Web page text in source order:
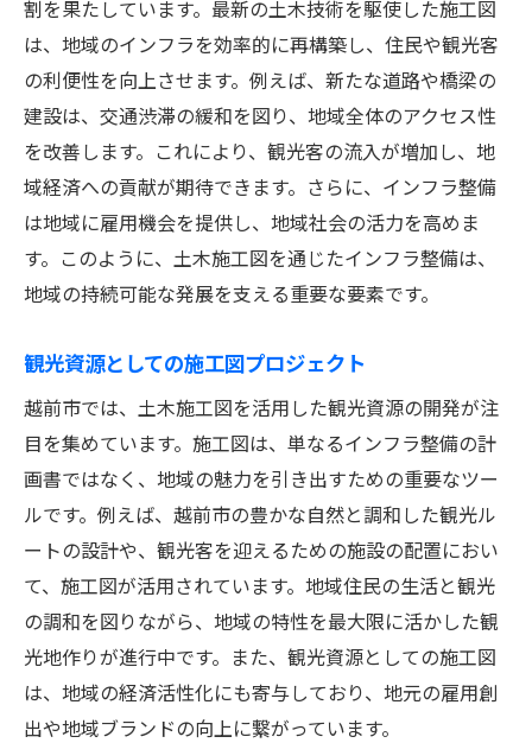
割を果たしています。最新の土木技術を駆使した施工図
は、地域のインフラを効率的に再構築し、住民や観光客
の利便性を向上させます。例えば、新たな道路や橋梁の
建設は、交通渋滞の緩和を図り、地域全体のアクセス性
を改善します。これにより、観光客の流入が増加し、地
域経済への貢献が期待できます。さらに、インフラ整備
は地域に雇用機会を提供し、地域社会の活力を高めま
す。このように、土木施工図を通じたインフラ整備は、
地域の持続可能な発展を支える重要な要素です。
観光資源としての施工図プロジェクト
越前市では、土木施工図を活用した観光資源の開発が注
目を集めています。施工図は、単なるインフラ整備の計
画書ではなく、地域の魅力を引き出すための重要なツー
ルです。例えば、越前市の豊かな自然と調和した観光ル
ートの設計や、観光客を迎えるための施設の配置におい
て、施工図が活用されています。地域住民の生活と観光
の調和を図りながら、地域の特性を最大限に活かした観
光地作りが進行中です。また、観光資源としての施工図
は、地域の経済活性化にも寄与しており、地元の雇用創
出や地域ブランドの向上に繋がっています。